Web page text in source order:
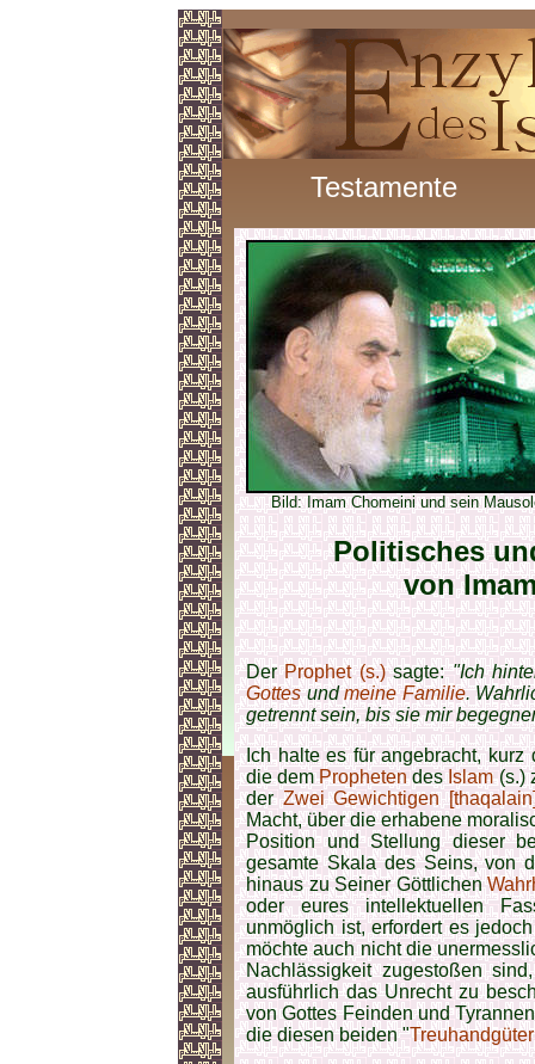
Testamente
Bild: Imam Chomeini und sein
Politisches
von
DerProphet (s.)sagte:"Ich
Gottesundmeine Familie.
getrennt sein, bis sie mir
Ich halte es für angebracht,
die demProphetendesIslam(s.)
derZwei Gewichtigen
Macht, über die erhabene
Position und Stellung dieser
gesamte Skala des Seins, von
hinaus zu Seiner Göttlichen
oder eures intellektuellen
unmöglich ist, erfordert es
möchte auch nicht die
Nachlässigkeit zugestoßen
ausführlich das Unrecht zu
von Gottes Feinden und
die diesen beiden "